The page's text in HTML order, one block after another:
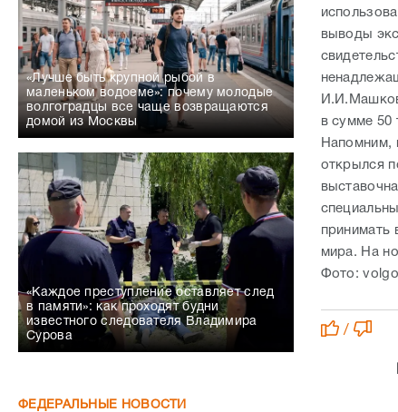
«Лучше быть крупной рыбой в
маленьком водоеме»: почему молодые
волгоградцы все чаще возвращаются
домой из Москвы
«Каждое преступление оставляет след
в памяти»: как проходят будни
известного следователя Владимира
Сурова
ФЕДЕРАЛЬНЫЕ НОВОСТИ
выводы
в сумме 50
Напомним,
открылся
принимать
мира. На
Фото:
/